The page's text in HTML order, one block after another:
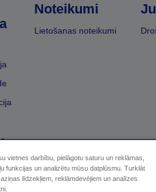
Noteikumi
Lietošanas noteikumi
vietnes darbību, pielāgotu saturu un reklāmas,
funkcijas un analizētu mūsu datplūsmu. Turklāt
līdzekļiem, reklāmdevējiem un analīzes